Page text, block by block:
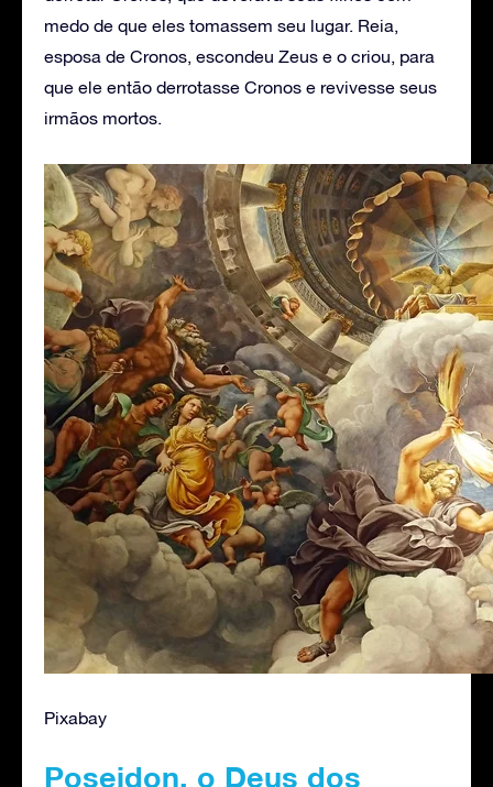
medo de que eles tomassem seu lugar. Reia,
esposa de Cronos, escondeu Zeus e o criou, para
que ele então derrotasse Cronos e revivesse seus
irmãos mortos.
Pixabay
Poseidon, o Deus dos